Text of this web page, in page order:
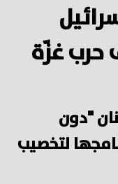
غزّة
"دون
لتخصيب